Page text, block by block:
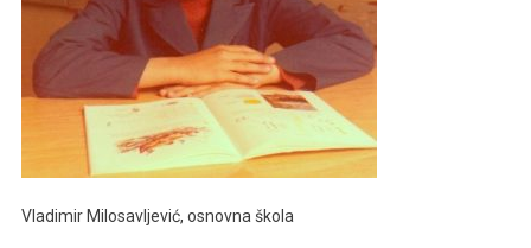
Vladimir Milosavljević, osnovna škola